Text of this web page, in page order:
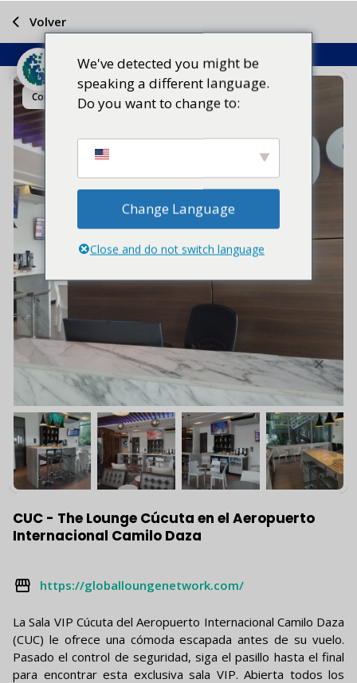
Compartir
CUC - The Lounge Cúcuta en el Aeropuerto
Internacional Camilo Daza
https://globalloungenetwork.com/
La Sala VIP Cúcuta del Aeropuerto Internacional Camilo Daza
(CUC) le ofrece una cómoda escapada antes de su vuelo.
Pasado el control de seguridad, siga el pasillo hasta el final
para encontrar esta exclusiva sala VIP. Abierta todos los
Volver
We've detected you might be
speaking a different language.
Do you want to change to:
Change Language
Close and do not switch language